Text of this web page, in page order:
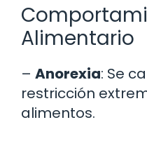
Alimentario
– Anorexia: Se
restricción
alimentos.